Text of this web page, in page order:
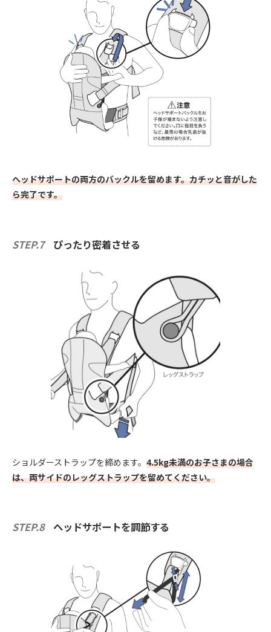
ヘッドサポートの両方のバックルを留めます。カチッと音がした
ら完了です。
STEP.7 ぴったり密着させる
ショルダーストラップを締めます。 4.5kg未満のお子さまの場合
は、両サイドのレッグストラップを留めてください。
STEP.8 ヘッドサポートを調節する